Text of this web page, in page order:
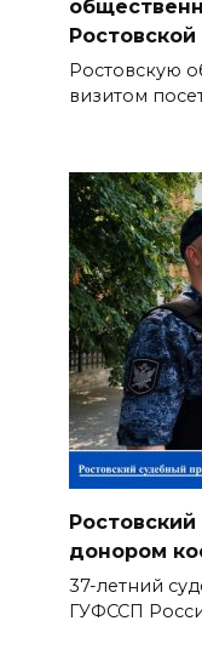
Ростовскую
визитом
донором
37-летний
ГУФССП